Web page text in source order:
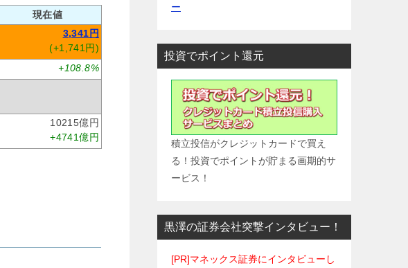
現在値
3,341円
(+1,741円)
+108.8%
10215億円
+4741億円
ー
投資でポイント還元
積立投信がクレジットカードで買え
る！投資でポイントが貯まる画期的サ
ービス！
黒澤の証券会社突撃インタビュー！
[PR]マネックス証券にインタビューし